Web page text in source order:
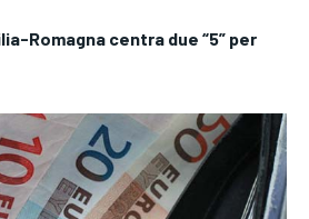
Romagna centra due “5” per